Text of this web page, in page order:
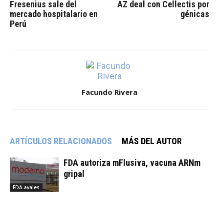
Fresenius sale del
mercado hospitalario en
Perú
AZ deal con Cellectis por
génicas
Facundo Rivera
ARTÍCULOS RELACIONADOS MÁS DEL AUTOR
FDA avales
FDA autoriza mFlusiva, vacuna ARNm
gripal